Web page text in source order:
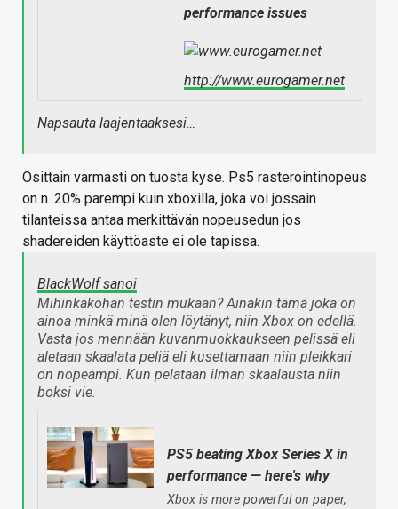
performance issues
http://www.eurogamer.net
Napsauta laajentaaksesi…
Osittain varmasti on tuosta kyse. Ps5 rasterointinopeus
on n. 20% parempi kuin xboxilla, joka voi jossain
tilanteissa antaa merkittävän nopeusedun jos
shadereiden käyttöaste ei ole tapissa.
BlackWolf sanoi
Mihinkäköhän testin mukaan? Ainakin tämä joka on
ainoa minkä minä olen löytänyt, niin Xbox on edellä.
Vasta jos mennään kuvanmuokkaukseen pelissä eli
aletaan skaalata peliä eli kusettamaan niin pleikkari
on nopeampi. Kun pelataan ilman skaalausta niin
boksi vie.
PS5 beating Xbox Series X in
performance — here's why
Xbox is more powerful on paper,